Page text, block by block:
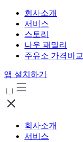
회사소개
서비스
스토리
나우 패밀리
주유소 가격비교
앱 설치하기
회사소개
서비스